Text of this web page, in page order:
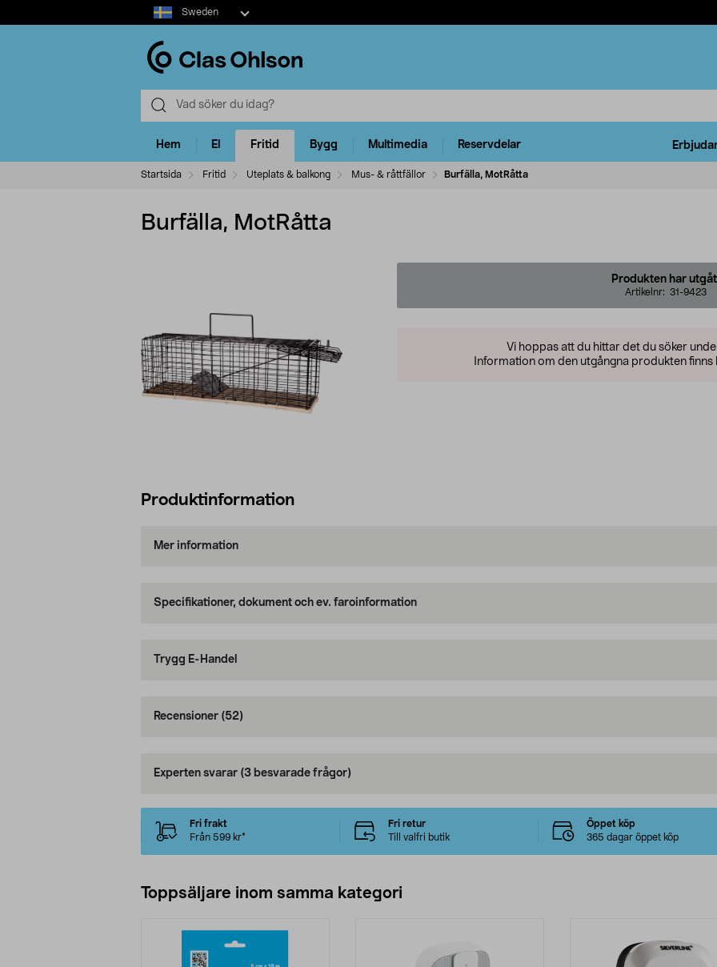
Select
market
Sweden
Hem El Fritid Bygg Multimedia Reservdelar
Startsida Fritid Uteplats & balkong Mus- & råttfällor Burfälla, MotRåtta
Burfälla, MotRåtta
Produkten har
Artikelnr: 31-9423
Vi hoppas att du hittar det du söker
Information om den utgångna produkten finns
Produktinformation
Mer information
Specifikationer, dokument och ev. faroinformation
Trygg E-Handel
Recensioner (52)
Experten svarar (3 besvarade frågor)
Fri frakt
Från 599 kr*
Fri retur
Till valfri butik
Öppet köp
365 dagar öppet köp
Toppsäljare inom samma kategori